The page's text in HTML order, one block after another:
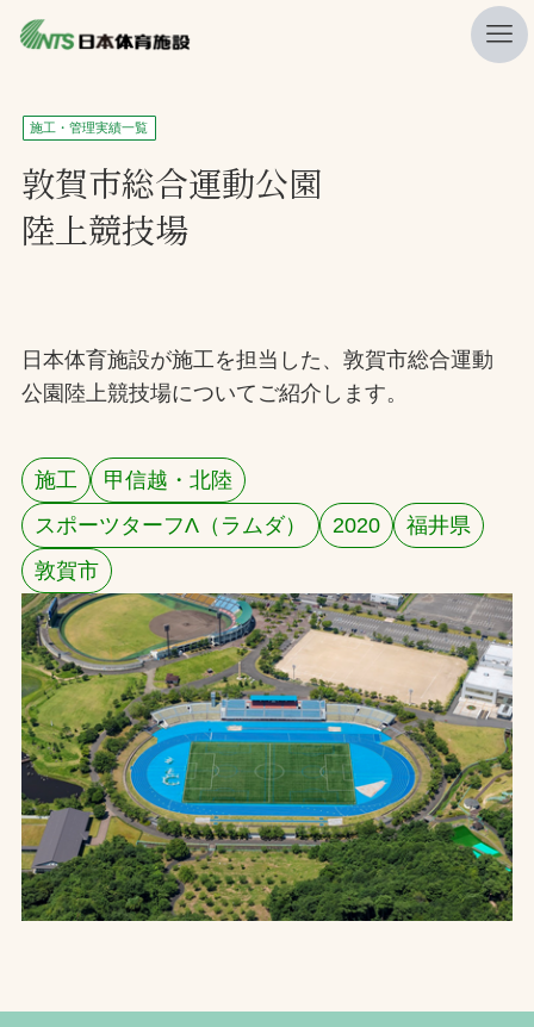
私たちの強み
ニュース
プレスリリース
施工・管理実績一覧
会社概要
採用情報
検索
お問合せ
お取引先の皆様へ
プライバシーポリシー
ソーシャルメディアポリシー
Instagram
FacebookYouTube
文字の見えづらさや操作にお困りの方へ
施工・管理実績一覧
敦賀市総合運動公園
陸上競技場
日本体育施設が施工を担当した、敦賀市総合運動
公園陸上競技場についてご紹介します。
施工
甲信越・北陸
スポーツターフΛ（ラムダ）
2020
福井県
敦賀市